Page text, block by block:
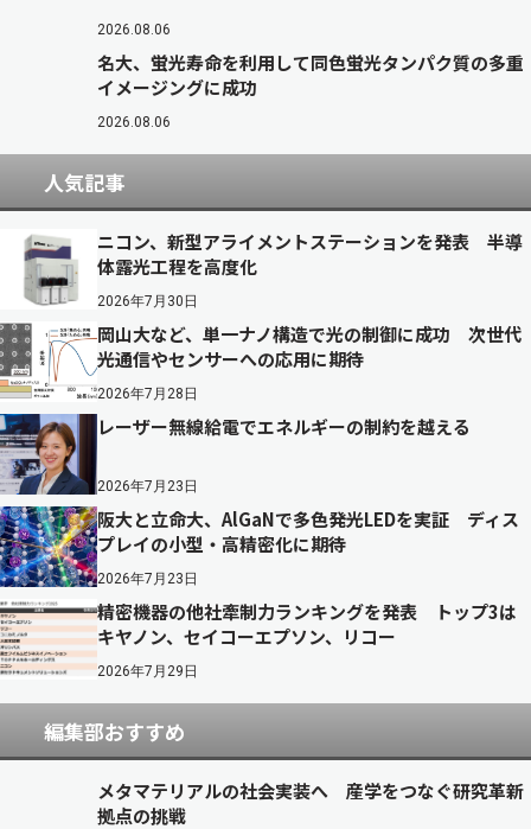
2026.08.06
名大、蛍光寿命を利用して同色蛍光タンパク質の多重
イメージングに成功
2026.08.06
人気記事
ニコン、新型アライメントステーションを発表 半導
体露光工程を高度化
2026年7月30日
岡山大など、単一ナノ構造で光の制御に成功 次世代
光通信やセンサーへの応用に期待
2026年7月28日
レーザー無線給電でエネルギーの制約を越える
2026年7月23日
阪大と立命大、AlGaNで多色発光LEDを実証 ディス
プレイの小型・高精密化に期待
2026年7月23日
精密機器の他社牽制力ランキングを発表 トップ3は
キヤノン、セイコーエプソン、リコー
2026年7月29日
編集部おすすめ
メタマテリアルの社会実装へ 産学をつなぐ研究革新
拠点の挑戦